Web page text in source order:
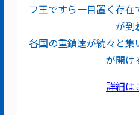
フ王ですら一目置く存
が到
各国の重鎮達が続々と
が開け
詳細は